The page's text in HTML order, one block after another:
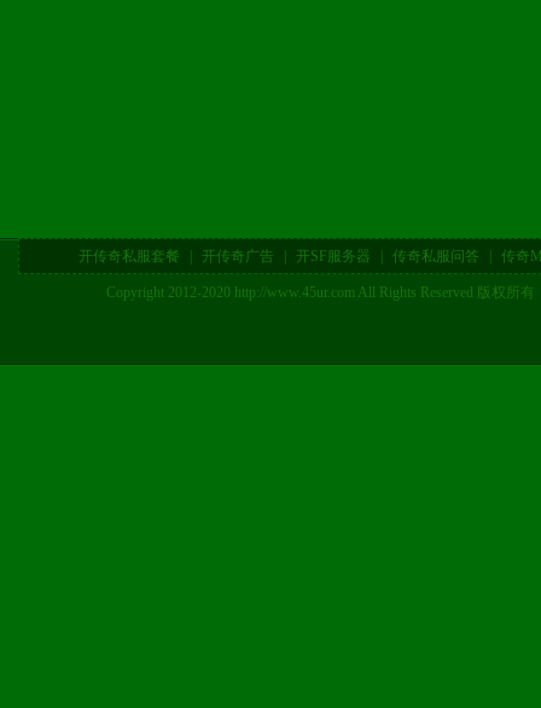
开传奇私服套餐 开传奇广告 开SF服务器 传奇私服问答 传奇
Copyright 2012-2020 http://www.45ur.com All Rights Reserved 版权